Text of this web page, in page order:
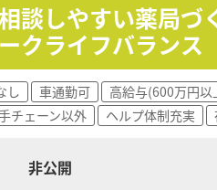
談しやすい薬局
クライフバランス
し 車通勤可 高給与(600万円以
チェーン以外 ヘルプ体制充実
非公開